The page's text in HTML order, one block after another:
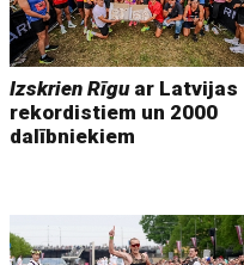
Izskrien Rīguar Latvijas
rekordistiem un 2000
dalībniekiem